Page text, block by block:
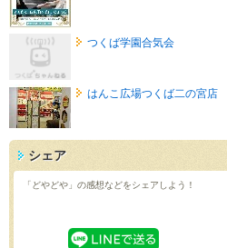
つくば学園合気会
はんこ広場つくば二の宮店
シェア
「どやどや」の感想などをシェアしよう！